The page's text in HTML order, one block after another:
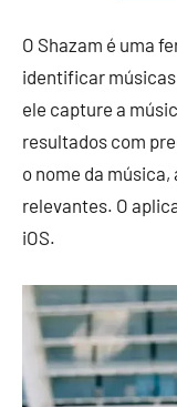
O Shazam é uma
identificar
ele capture a
resultados com
o nome da
relevantes. O
iOS.